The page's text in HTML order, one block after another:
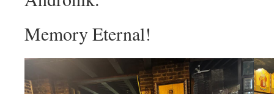
Memory Eternal!